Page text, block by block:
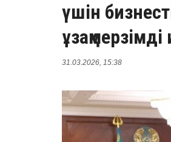
үшін
31.03.2026, 15:38